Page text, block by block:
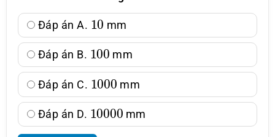
Đáp án A.
10
mm
Đáp án B.
100
mm
Đáp án C.
1000
mm
Đáp án D.
10000
mm